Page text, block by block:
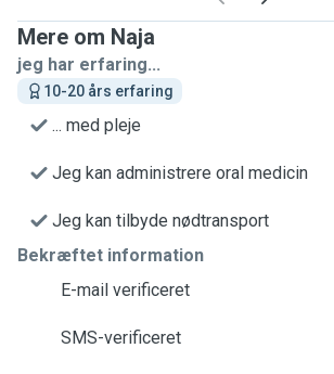
Mere om Naja
jeg har erfaring...
10-20 års erfaring
... med pleje
Jeg kan administrere oral medicin
Jeg kan tilbyde nødtransport
Bekræftet information
E-mail verificeret
SMS-verificeret